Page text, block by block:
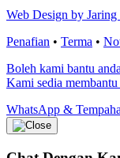
Web Design by
Penafian • Terma •
Boleh kami bantu
Kami sedia membantu
WhatsApp &